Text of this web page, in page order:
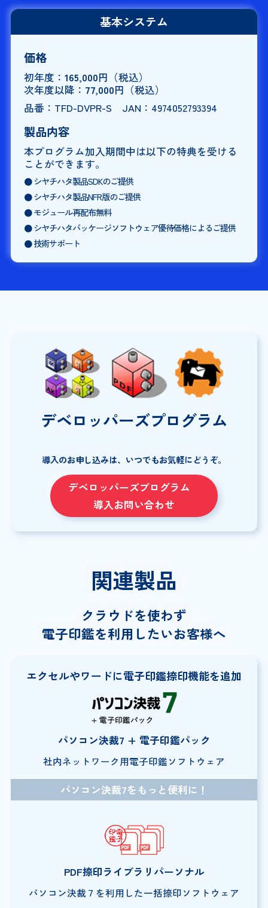
基本システム
価格
初年度：165,000円（税込）
次年度以降： 77,000円（税込）
品番：TFD-DVPR-S JAN：4974052793394
製品内容
本プログラム加入期間中は以下の特典を受ける
ことができます。
● シヤチハタ製品SDKのご提供
● シヤチハタ製品NFR版のご提供
● モジュール再配布無料
● シヤチハタパッケージソフトウェア優待価格によるご提供
● 技術サポート
デベロッパーズプログラム
導入のお申し込みは、いつでもお気軽にどうぞ。
デベロッパーズプログラム
導入お問い合わせ
関連製品
クラウドを使わず
電子印鑑を利用したいお客様へ
エクセルやワードに電子印鑑捺印機能を追加
パソコン決裁7 + 電子印鑑パック
社内ネットワーク用電子印鑑ソフトウェア
パソコン決裁7をもっと便利に！
PDF捺印ライブラリ パーソナル
パソコン決裁７を利用した一括捺印ソフトウェア